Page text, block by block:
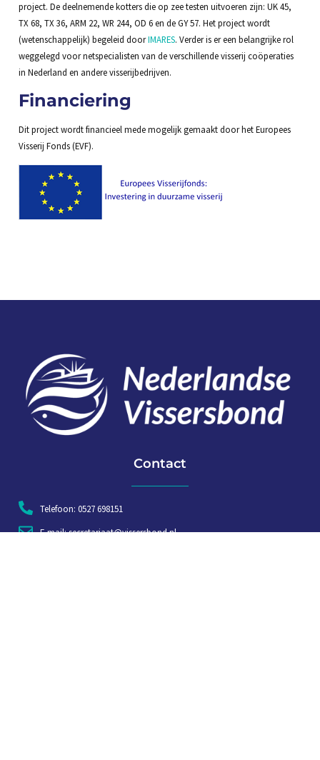
project. De deelnemende kotters die op zee testen uitvoeren zijn: UK 45,
TX 68, TX 36, ARM 22, WR 244, OD 6 en de GY 57. Het project wordt
(wetenschappelijk) begeleid doorIMARES. Verder is er een belangrijke rol
weggelegd voor netspecialisten van de verschillende visserij coöperaties
in Nederland en andere visserijbedrijven.
Financiering
Dit project wordt financieel mede mogelijk gemaakt door het Europees
Visserij Fonds (EVF).
Contact
Telefoon: 0527 698151
E-mail: secretariaat@vissersbond.nl